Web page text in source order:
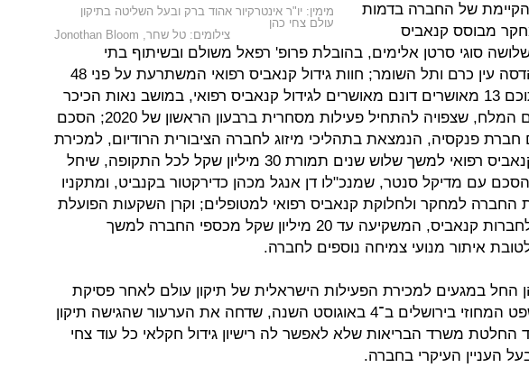
מימין: יו"ר אינטרקיור אהוד ברק ובעל השליטה בתיקון
עולם צחי כהן
צילומים: טל שחר, Jonothan Bloom
הקיימת של החברה בדמות
מבוסס קנאביס
סוגי סרטן אלימים, בהובלת פרופ' רפאל משולם ובשיתוף בתי
החולים הדסה עין כרם ותל השומר; חוות גידול קנאביס רפואי המשתרעת על פני 48
דונם, מתוכם 13 מאושרים דונם מאושרים לגידול קנאביס רפואי, במושב נאות הכיכר
שבאזור ים המלח, שצפויה להתחיל פעילות מסחרית ברבעון הראשון של 2020; הסכם
חברת פנקסיה, הנמצאת בתהליכי מיזוג לחברה הציבורית הרודיום, למכירת
6 טונות קנאביס רפואי למשך שלוש שנים תמורת 30 מיליון שקל לכל התקופה, שיחל
הסכם עם מדיקל סנטר, שמנכ"לו דן אנגל מכהן כדירקטור בקנביט, ומתקניו
החברה למחקר ולחלוקת קנאביס רפואי למטופלים; וקרן השקעות הפועלת
כחממה לחברות קנאביס, המשקיעה עד 20 מיליון שקל מכספי החברה למשך
איתור מנועי צמיחה נוספים לחברה.
החל במגעים למכירת הפעילות הישראלית של תיקון עולם לאחר פסיקת
בית המשפט המחוזי בירושלים ב־4 באוגוסט השנה, שדחה את הערעור שהגישה תיקון
החלטת משרד הבריאות שלא לאפשר לה רישיון גידול חקלאי כל עוד צחי
העניין העיקרי בחברה.